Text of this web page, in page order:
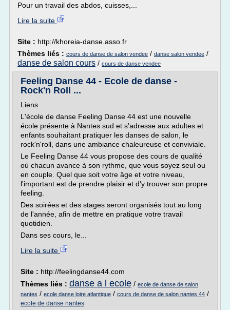
Pour un travail des abdos, cuisses,...
Lire la suite
Site : http://khoreia-danse.asso.fr
Thèmes liés : cours de danse de salon vendee / danse salon vendee /
danse de salon cours / cours de danse vendee
Feeling Danse 44 - Ecole de danse -
Rock'n Roll ...
Liens
L'école de danse Feeling Danse 44 est une nouvelle
école présente à Nantes sud et s'adresse aux adultes et
enfants souhaitant pratiquer les danses de salon, le
rock'n'roll, dans une ambiance chaleureuse et conviviale.
Le Feeling Danse 44 vous propose des cours de qualité
où chacun avance à son rythme, que vous soyez seul ou
en couple. Quel que soit votre âge et votre niveau,
l'important est de prendre plaisir et d'y trouver son propre
feeling.
Des soirées et des stages seront organisés tout au long
de l'année, afin de mettre en pratique votre travail
quotidien.
Dans ses cours, le...
Lire la suite
Site : http://feelingdanse44.com
Thèmes liés : danse a l ecole / ecole de danse de salon
nantes / ecole danse loire atlantique / cours de danse de salon nantes 44 /
ecole de danse nantes